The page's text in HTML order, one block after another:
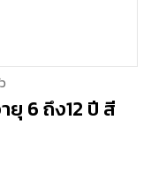
ยุ 6 ถึง12 ปี สี